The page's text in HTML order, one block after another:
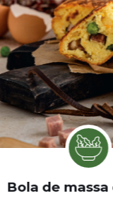
Bola de